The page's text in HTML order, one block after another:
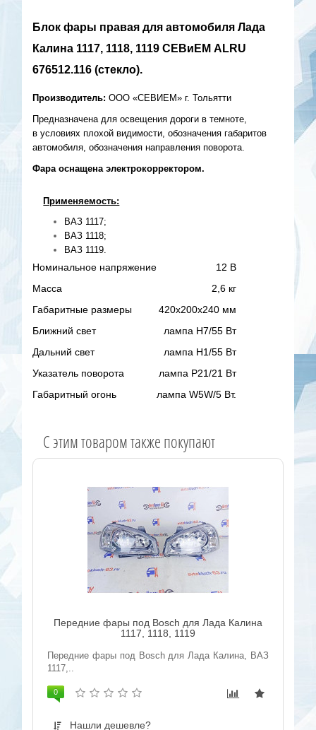
Блок фары правая для автомобиля Лада
Калина 1117, 1118, 1119 СЕВиЕМ ALRU
676512.116 (стекло).
Производитель: ООО «СЕВИЕМ» г. Тольятти
Предназначена для освещения дороги в темноте,
в условиях плохой видимости, обозначения габаритов
автомобиля, обозначения направления поворота.
Фара оснащена электрокорректором.
Применяемость:
ВАЗ 1117;
ВАЗ 1118;
ВАЗ 1119.
Номинальное напряжение
12 В
Масса
2,6 кг
Габаритные размеры
420х200х240 мм
Ближний свет
лампа Н7/55 Вт
Дальний свет
лампа Н1/55 Вт
Указатель поворота
лампа P21/21 Вт
Габаритный огонь
лампа W5W/5 Вт.
C этим товаром также покупают
Передние фары под Bosсh для Лада Калина
1117, 1118, 1119
Передние фары под Bosсh для Лада Калина, ВАЗ
1117,..
0
Нашли дешевле?